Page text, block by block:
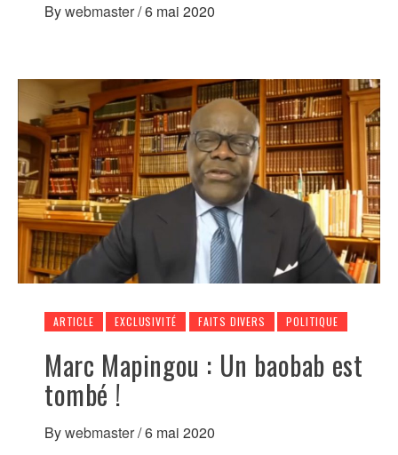
Bywebmaster/6 mai 2020
ARTICLE EXCLUSIVITÉ FAITS DIVERS POLITIQUE
Marc Mapingou : Un baobab est
tombé !
Bywebmaster/6 mai 2020